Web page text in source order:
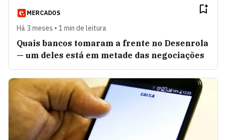
MERCADOS
Há 3 meses • 1 min de leitura
Quais bancos tomaram a frente no Desenrola
— um deles está em metade das negociações